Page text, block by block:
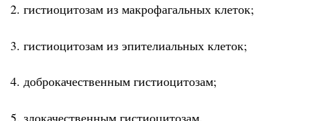
2. гистиоцитозам из макрофагальных клеток;
3. гистиоцитозам из эпителиальных клеток;
4. доброкачественным гистиоцитозам;
5. злокачественным гистиоцитозам.